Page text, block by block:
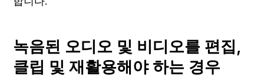
녹음된 오디오 및 비디오를 편집,
클립 및 재활용해야 하는 경우